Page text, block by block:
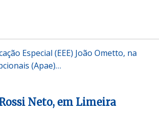
Especial (EEE) João Ometto, na
(Apae)…
Neto, em Limeira